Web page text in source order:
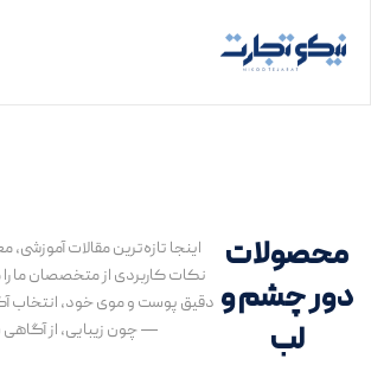
محصولات
دور چشم و
لب
اینجا تازه‌ترین مقالات آموزشی،
نکات کاربردی از متخصصان ما
دقیق پوست و موی خود، انتخاب
— چون زیبایی، از